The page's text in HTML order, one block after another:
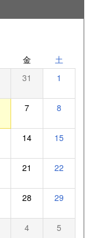
金 土
31 1
7 8
14 15
21 22
28 29
4 5